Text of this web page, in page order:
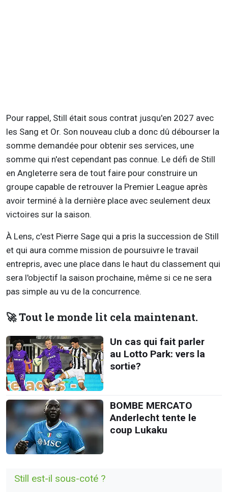
Pour rappel, Still était sous contrat jusqu'en 2027 avec
les Sang et Or. Son nouveau club a donc dû débourser la
somme demandée pour obtenir ses services, une
somme qui n'est cependant pas connue. Le défi de Still
en Angleterre sera de tout faire pour construire un
groupe capable de retrouver la Premier League après
avoir terminé à la dernière place avec seulement deux
victoires sur la saison.
À Lens, c'est Pierre Sage qui a pris la succession de Still
et qui aura comme mission de poursuivre le travail
entrepris, avec une place dans le haut du classement qui
sera l'objectif la saison prochaine, même si ce ne sera
pas simple au vu de la concurrence.
🚀 Tout le monde lit cela maintenant.
Un cas qui fait parler
au Lotto Park: vers la
sortie?
BOMBE MERCATO
Anderlecht tente le
coup Lukaku
Still est-il sous-coté ?